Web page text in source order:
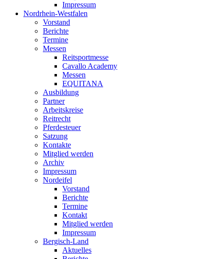
Impressum
Nordrhein-Westfalen
Vorstand
Berichte
Termine
Messen
Reitsportmesse
Cavallo Academy
Messen
EQUITANA
Ausbildung
Partner
Arbeitskreise
Reitrecht
Pferdesteuer
Satzung
Kontakte
Mitglied werden
Archiv
Impressum
Nordeifel
Vorstand
Berichte
Termine
Kontakt
Mitglied werden
Impressum
Bergisch-Land
Aktuelles